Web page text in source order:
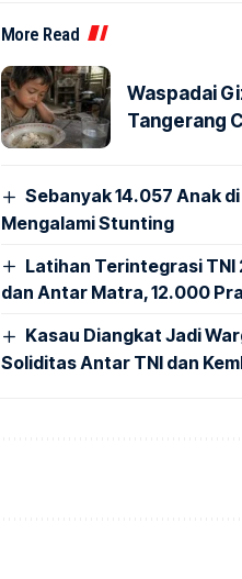
More Read
Waspadai
Tangerang
Sebanyak 14.057 Anak
Mengalami Stunting
Latihan Terintegrasi TNI
dan Antar Matra, 12.000
Kasau Diangkat Jadi
Soliditas Antar TNI dan